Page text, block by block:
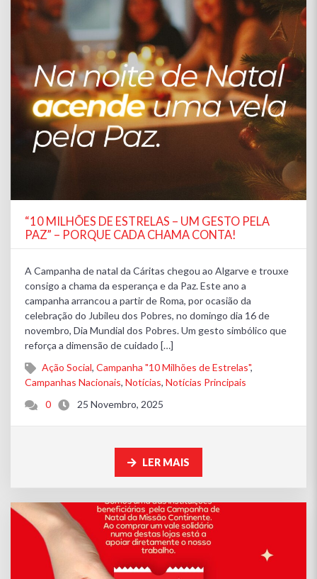
“10 MILHÕES DE ESTRELAS – UM GESTO PELA
PAZ” – PORQUE CADA CHAMA CONTA!
A Campanha de natal da Cáritas chegou ao Algarve e trouxe
consigo a chama da esperança e da Paz. Este ano a
campanha arrancou a partir de Roma, por ocasião da
celebração do Jubileu dos Pobres, no domingo dia 16 de
novembro, Dia Mundial dos Pobres. Um gesto simbólico que
reforça a dimensão de cuidado […]
Ação Social,Campanha "10 Milhões de Estrelas",
Campanhas Nacionais,Notícias,Notícias Principais
0
25 Novembro, 2025
LER MAIS